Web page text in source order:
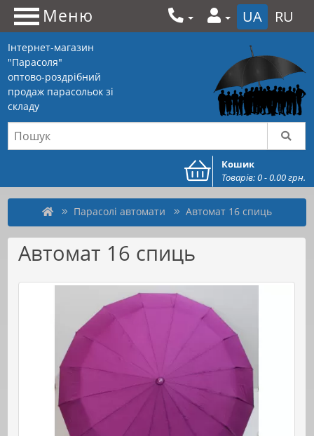
Меню UA RU
Інтернет-магазин
"Парасоля"
оптово-роздрібний
продаж парасольок зі
складу
Кошик
Товарів: 0 - 0.00 грн.
Парасолі автомати Автомат 16 спиць
Автомат 16 спиць